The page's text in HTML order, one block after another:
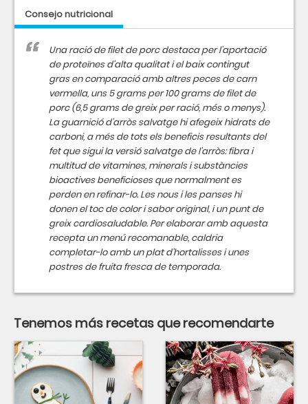
Consejo nutricional
Una ració de filet de porc destaca per l'aportació
de proteïnes d'alta qualitat i el baix contingut
gras en comparació amb altres peces de carn
vermella, uns 5 grams per 100 grams de filet de
porc (6,5 grams de greix per ració, més o menys).
La guarnició d'arròs salvatge hi afegeix hidrats de
carboni, a més de tots els beneficis resultants del
fet que sigui la versió salvatge de l'arròs: fibra i
multitud de vitamines, minerals i substàncies
bioactives beneficioses que normalment es
perden en refinar-lo. Les nous i les panses hi
donen el toc de color i sabor original, i un punt de
greix cardiosaludable. Per elaborar amb aquesta
recepta un menú recomanable, caldria
completar-lo amb un plat d'hortalisses i unes
postres de fruita fresca de temporada.
Tenemos más recetas que recomendarte